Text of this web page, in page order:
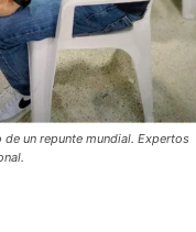
un repunte mundial. Expertos